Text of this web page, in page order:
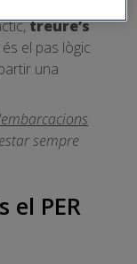
treure’s
és el pas lògic
una
sempre
el PER